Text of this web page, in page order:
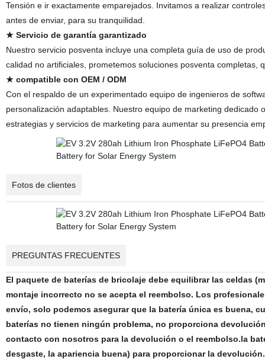
Tensión e ir exactamente emparejados. Invitamos a realizar
antes de enviar, para su tranquilidad.
★ Servicio de garantía garantizado
Nuestro servicio posventa incluye una completa guía de uso de
calidad no artificiales, prometemos soluciones posventa
★ compatible con OEM / ODM
Con el respaldo de un experimentado equipo de ingenieros de
personalización adaptables. Nuestro equipo de marketing
estrategias y servicios de marketing para aumentar su presencia
Fotos de clientes
PREGUNTAS FRECUENTES
El paquete de baterías de bricolaje debe equilibrar las celdas
montaje incorrecto no se acepta el reembolso. Los
envío, solo podemos asegurar que la batería única es buena,
baterías no tienen ningún problema, no proporciona
contacto con nosotros para la devolución o el reembolso.la
desgaste, la apariencia buena) para proporcionar la